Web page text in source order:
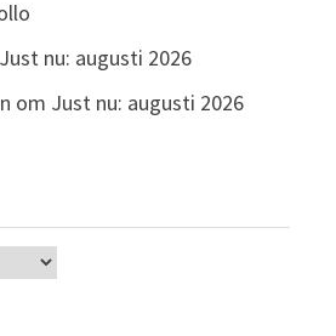
Just nu: augusti 2026
om Just nu: augusti 2026